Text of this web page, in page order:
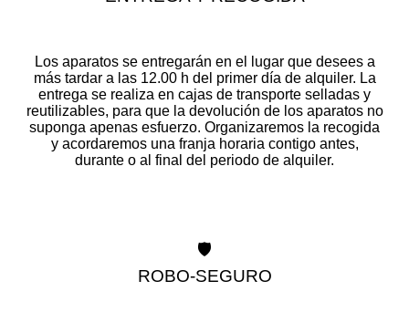
Los aparatos se entregarán en el lugar que desees a
más tardar a las 12.00 h del primer día de alquiler. La
entrega se realiza en cajas de transporte selladas y
reutilizables, para que la devolución de los aparatos no
suponga apenas esfuerzo. Organizaremos la recogida
y acordaremos una franja horaria contigo antes,
durante o al final del periodo de alquiler.
🛡️
ROBO-SEGURO